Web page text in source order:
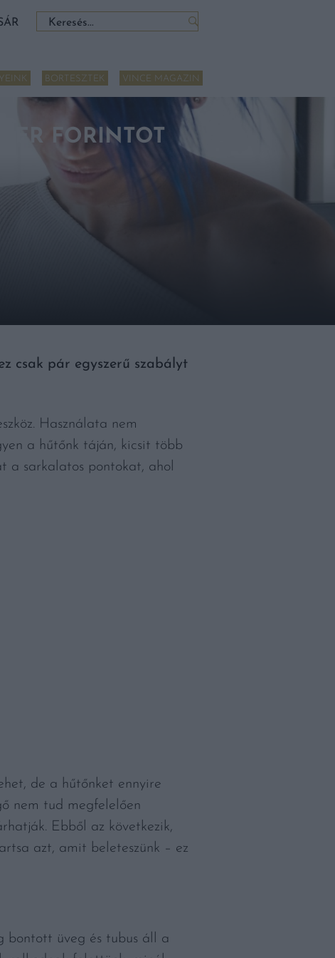
Keresés:
BORTESZTEK VINCE MAGAZIN
FORINTOT
csak pár egyszerű szabályt
Használata nem
a hűtőnk táján, kicsit több
a sarkalatos pontokat, ahol
de a hűtőnket ennyire
nem tud megfelelően
Ebből az következik,
azt, amit beleteszünk – ez
bontott üveg és tubus áll a